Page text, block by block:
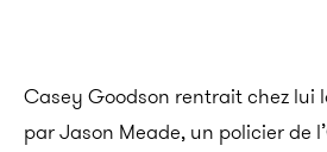
Casey Goodson rentrait chez lui
par Jason Meade, un policier de